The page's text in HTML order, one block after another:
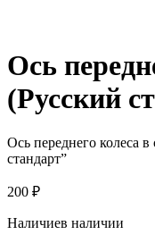
Ось
(Русский
Ось переднего колеса
стандарт”
200 ₽
Наличиев наличии